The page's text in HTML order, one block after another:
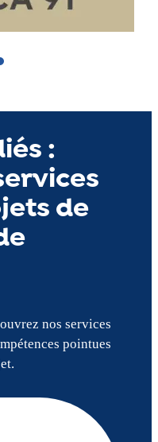
:
de
nos services
pointues